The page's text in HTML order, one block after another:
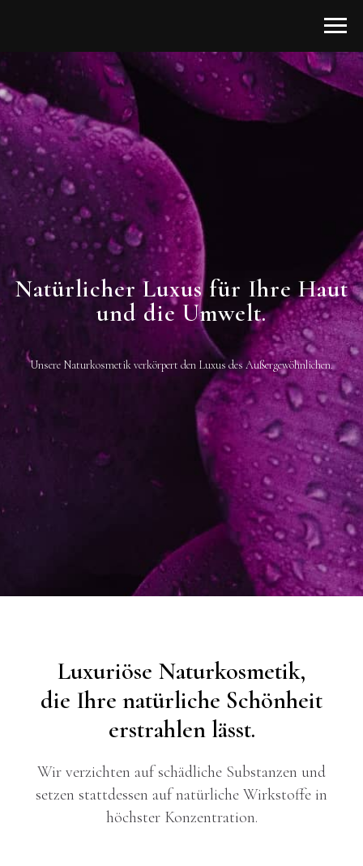
Natürlicher Luxus für Ihre Haut
und die Umwelt.
Unsere Naturkosmetik verkörpert den Luxus des Außergewöhnlichen.
Luxuriöse Naturkosmetik,
die Ihre natürliche Schönheit
erstrahlen lässt.
Wir verzichten auf schädliche Substanzen und
setzen stattdessen auf natürliche Wirkstoffe in
höchster Konzentration.